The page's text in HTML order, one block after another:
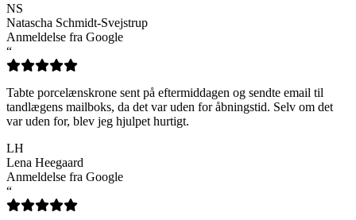
NS
Natascha Schmidt-Svejstrup
Anmeldelse fra Google
“
Tabte porcelænskrone sent på eftermiddagen og sendte email til
tandlægens mailboks, da det var uden for åbningstid. Selv om det
var uden for, blev jeg hjulpet hurtigt.
LH
Lena Heegaard
Anmeldelse fra Google
“